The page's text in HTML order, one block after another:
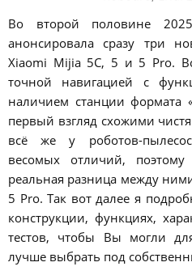
Во второй половине
анонсировала сразу три
Xiaomi Mijia 5C, 5 и 5 Pro.
точной навигацией с
наличием станции формата
первый взгляд схожими
всё же у роботов-
весомых отличий,
реальная разница между
5 Pro. Так вот далее я
конструкции, функциях,
тестов, чтобы Вы могли
лучше выбрать под